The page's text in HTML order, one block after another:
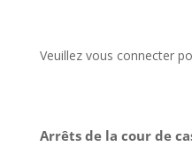
Veuillez vous connecter
Arrêts de la cour de